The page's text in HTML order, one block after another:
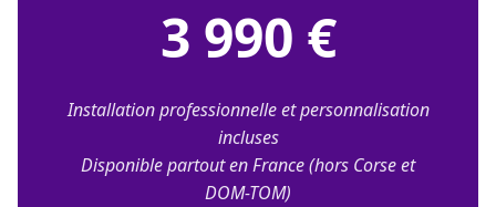
3 990 €
Installation professionnelle et personnalisation
incluses
Disponible partout en France (hors Corse et
DOM-TOM)